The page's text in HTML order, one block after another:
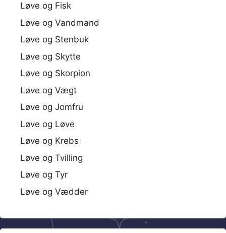
Løve og Fisk
Løve og Vandmand
Løve og Stenbuk
Løve og Skytte
Løve og Skorpion
Løve og Vægt
Løve og Jomfru
Løve og Løve
Løve og Krebs
Løve og Tvilling
Løve og Tyr
Løve og Vædder